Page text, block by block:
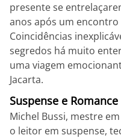
presente se
anos após um
Coincidências
segredos há muito
uma viagem
Jacarta.
Suspense e
Michel Bussi, mestre
o leitor em suspense,